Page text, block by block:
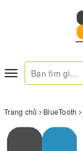
Toggle
navigation
Trang chủ BlueTooth